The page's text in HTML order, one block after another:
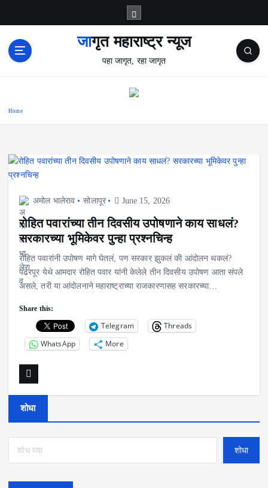
जागृत महाराष्ट्र न्यूज
पहा जागृत, रहा जागृत
Home
अमोल भालेराव सोलापूर June 15, 2026
रोहित पवारांच्या तीन दिवसीय उपोषणाने काय साधलं?
सरकारच्या भूमिकेवर पुन्हा प्रश्नचिन्ह
रोहित पवारांनी उपोषण मागे घेतलं, पण सरकार झुकलं की आंदोलन थकलं?
पंढरपूर येथे आमदार रोहित पवार यांनी केलेले तीन दिवसीय उपोषण आता संपले
असले, तरी या आंदोलनाने महाराष्ट्राच्या राजकारणासह सरकारच्या…
Share this:
Telegram
Threads
WhatsApp
More
शोधा
शोधा